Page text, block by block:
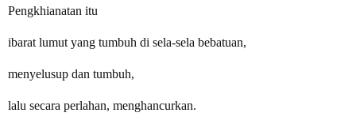
Pengkhianatan itu
ibarat lumut yang tumbuh di sela-sela bebatuan,
menyelusup dan tumbuh,
lalu secara perlahan, menghancurkan.